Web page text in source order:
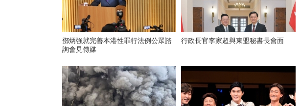
鄧炳強就完善本港性罪行法例公眾諮
詢會見傳媒
行政長官李家超與東盟秘書長會面